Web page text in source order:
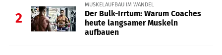
2
MUSKELAUFBAU IM WANDEL
Der Bulk-Irrtum: Warum Coaches
heute langsamer Muskeln
aufbauen